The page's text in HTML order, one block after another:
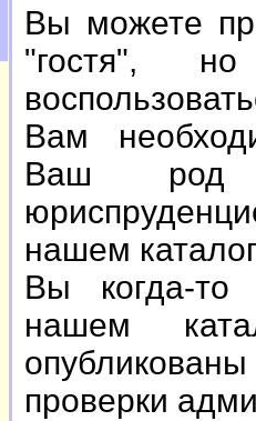
Вы можете
"гостя",
Вам
Ваш род
нашем
Вы когда-то
нашем
проверки